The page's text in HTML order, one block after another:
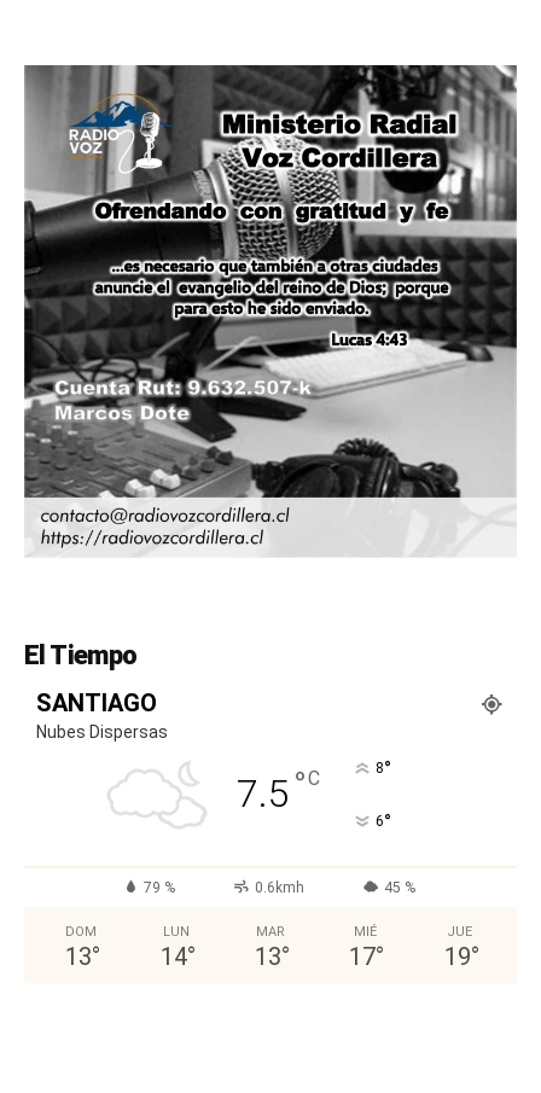
El Tiempo
SANTIAGO
Nubes Dispersas
7.5 °C 8°
6°
79 % 0.6kmh 45 %
DOM
13°
LUN
14°
MAR
13°
MIÉ
17°
JUE
19°